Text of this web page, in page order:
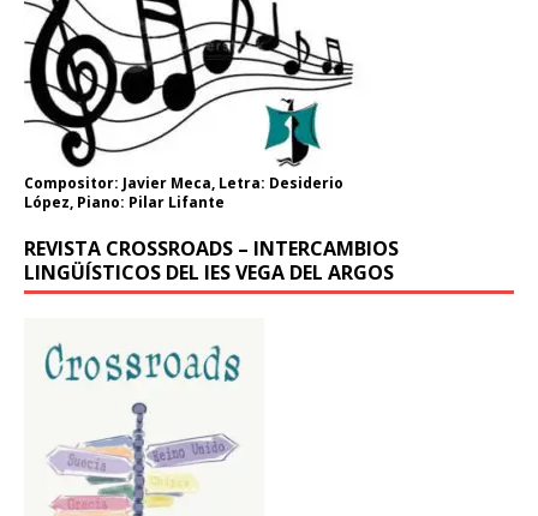
Compositor: Javier Meca, Letra: Desiderio
López, Piano: Pilar Lifante
REVISTA CROSSROADS – INTERCAMBIOS
LINGÜÍSTICOS DEL IES VEGA DEL ARGOS